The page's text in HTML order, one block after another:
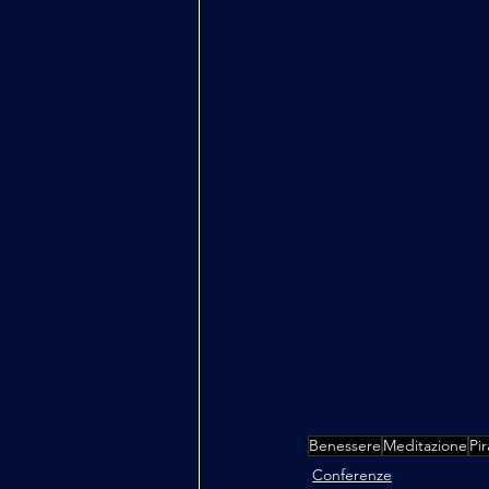
Benessere Meditazione
Conferenze